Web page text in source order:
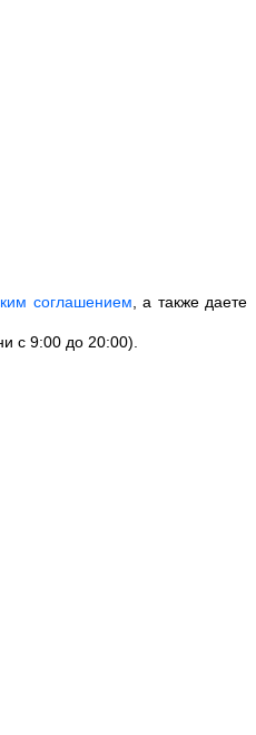
соглашением , а также даете
с 9:00 до 20:00).